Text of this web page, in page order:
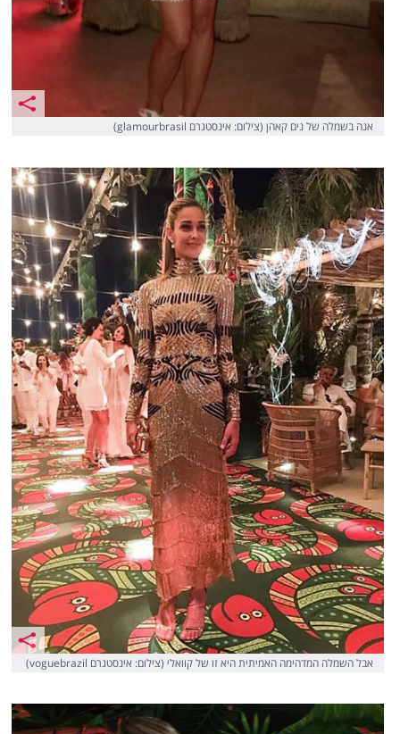
אנה בשמלה של נים קאהן (צילום: אינסטגרם glamourbrasil)
אבל השמלה המדהימה האמיתית היא זו של קוואלי (צילום: אינסטגרם voguebrazil)